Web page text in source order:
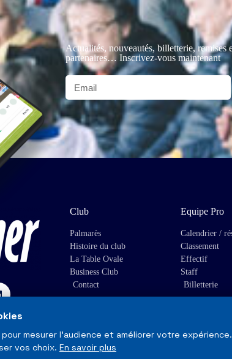
Actualités, nouveautés, billetterie,
partenaires… Inscrivez-vous maintenant
Club
Palmarès
Histoire du club
La Table Ovale
Business Club
Contact
Equipe Pro
Calendrier /
Classement
Effectif
Staff
Billetterie
mesurer l'audience et améliorer votre
vos choix. En savoir plus